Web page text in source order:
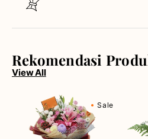
Rekomendasi
View All
Forever
Sale